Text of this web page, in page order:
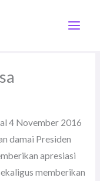
4 November 2016
damai Presiden
apresiasi
memberikan